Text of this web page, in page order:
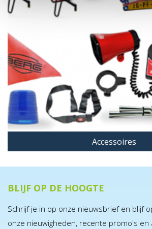
Accessoires
BLIJF OP DE HOOGTE
Schrijf je in op onze nieuwsbrief en blijf
onze nieuwigheden, recente promo's en